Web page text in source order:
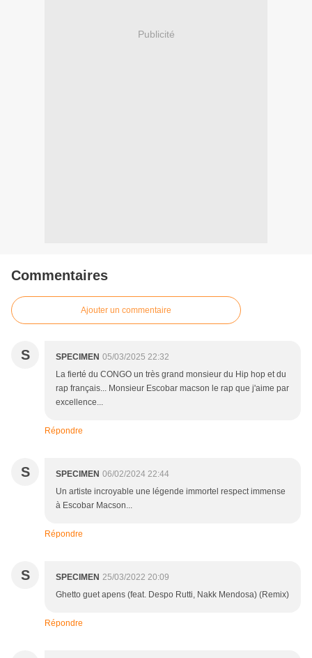
Publicité
Commentaires
Ajouter un commentaire
S SPECIMEN 05/03/2025 22:32
La fierté du CONGO un très grand monsieur du Hip hop et du
rap français... Monsieur Escobar macson le rap que j'aime par
excellence...
Répondre
S SPECIMEN 06/02/2024 22:44
Un artiste incroyable une légende immortel respect immense
à Escobar Macson...
Répondre
S SPECIMEN 25/03/2022 20:09
Ghetto guet apens (feat. Despo Rutti, Nakk Mendosa) (Remix)
Répondre